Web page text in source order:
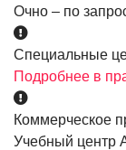
Очно – по
Специальные
Подробнее в
Коммерческое
Учебный центр